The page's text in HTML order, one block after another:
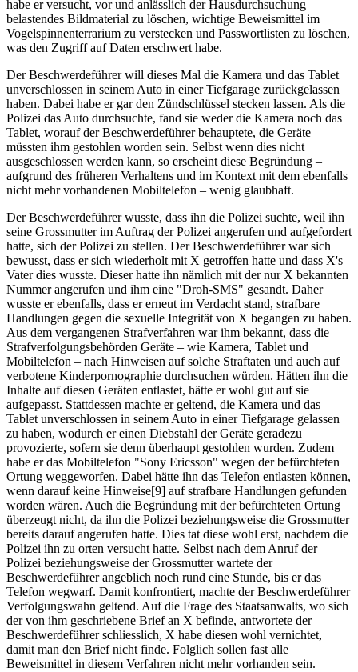
habe er versucht, vor und anlässlich der Hausdurchsuchung
belastendes Bildmaterial zu löschen, wichtige Beweismittel im
Vogelspinnenterrarium zu verstecken und Passwortlisten zu löschen,
was den Zugriff auf Daten erschwert habe.
Der Beschwerdeführer will dieses Mal die Kamera und das Tablet
unverschlossen in seinem Auto in einer Tiefgarage zurückgelassen
haben. Dabei habe er gar den Zündschlüssel stecken lassen. Als die
Polizei das Auto durchsuchte, fand sie weder die Kamera noch das
Tablet, worauf der Beschwerdeführer behauptete, die Geräte
müssten ihm gestohlen worden sein. Selbst wenn dies nicht
ausgeschlossen werden kann, so erscheint diese Begründung –
aufgrund des früheren Verhaltens und im Kontext mit dem ebenfalls
nicht mehr vorhandenen Mobiltelefon – wenig glaubhaft.
Der Beschwerdeführer wusste, dass ihn die Polizei suchte, weil ihn
seine Grossmutter im Auftrag der Polizei angerufen und aufgefordert
hatte, sich der Polizei zu stellen. Der Beschwerdeführer war sich
bewusst, dass er sich wiederholt mit X getroffen hatte und dass X's
Vater dies wusste. Dieser hatte ihn nämlich mit der nur X bekannten
Nummer angerufen und ihm eine "Droh-SMS" gesandt. Daher
wusste er ebenfalls, dass er erneut im Verdacht stand, strafbare
Handlungen gegen die sexuelle Integrität von X begangen zu haben.
Aus dem vergangenen Strafverfahren war ihm bekannt, dass die
Strafverfolgungsbehörden Geräte – wie Kamera, Tablet und
Mobiltelefon – nach Hinweisen auf solche Straftaten und auch auf
verbotene Kinderpornographie durchsuchen würden. Hätten ihn die
Inhalte auf diesen Geräten entlastet, hätte er wohl gut auf sie
aufgepasst. Stattdessen machte er geltend, die Kamera und das
Tablet unverschlossen in seinem Auto in einer Tiefgarage gelassen
zu haben, wodurch er einen Diebstahl der Geräte geradezu
provozierte, sofern sie denn überhaupt gestohlen wurden. Zudem
habe er das Mobiltelefon "Sony Ericsson" wegen der befürchteten
Ortung weggeworfen. Dabei hätte ihn das Telefon entlasten können,
wenn darauf keine Hinweise[9] auf strafbare Handlungen gefunden
worden wären. Auch die Begründung mit der befürchteten Ortung
überzeugt nicht, da ihn die Polizei beziehungsweise die Grossmutter
bereits darauf angerufen hatte. Dies tat diese wohl erst, nachdem die
Polizei ihn zu orten versucht hatte. Selbst nach dem Anruf der
Polizei beziehungsweise der Grossmutter wartete der
Beschwerdeführer angeblich noch rund eine Stunde, bis er das
Telefon wegwarf. Damit konfrontiert, machte der Beschwerdeführer
Verfolgungswahn geltend. Auf die Frage des Staatsanwalts, wo sich
der von ihm geschriebene Brief an X befinde, antwortete der
Beschwerdeführer schliesslich, X habe diesen wohl vernichtet,
damit man den Brief nicht finde. Folglich sollen fast alle
Beweismittel in diesem Verfahren nicht mehr vorhanden sein.